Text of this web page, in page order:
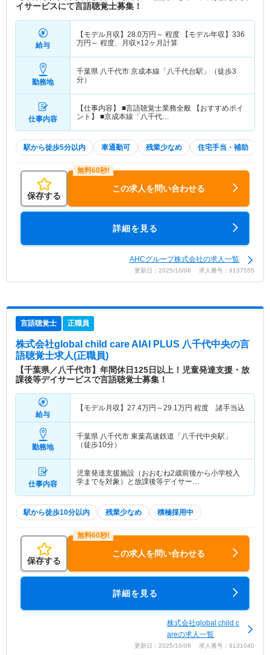
イサービスにて言語聴覚士募集！
給与
【モデル月収】 28.0万円～ 程度 【モデル年収】 336
万円～ 程度、月収×12ヶ月計算
勤務地
千葉県 八千代市 京成本線「八千代台駅」（徒歩3
分）
仕事内容
【仕事内容】 ■言語聴覚士業務全般 【おすすめポイ
ント】 ■京成本線「八千代…
駅から徒歩5分以内 車通勤可 残業少なめ 住宅手当・補助
保存する
この求人を問い合わせる
詳細を見る
AHCグループ株式会社の求人一覧
更新日：2025/10/08 求人番号：9137555
言語聴覚士 正職員
株式会社global child care AIAI PLUS 八千代中央の言
語聴覚士求人(正職員)
【千葉県／八千代市】年間休日125日以上！児童発達支援・放
課後等デイサービスで言語聴覚士募集！
給与
【モデル月収】 27.4万円～29.1万円 程度 諸手当込
勤務地
千葉県 八千代市 東葉高速鉄道「八千代中央駅」
（徒歩10分）
仕事内容
児童発達支援施設（おおむね2歳前後から小学校入
学までを対象）と放課後等デイサー…
駅から徒歩10分以内 残業少なめ 積極採用中
保存する
この求人を問い合わせる
詳細を見る
株式会社global child c
areの求人一覧
更新日：2025/10/08 求人番号：9131040